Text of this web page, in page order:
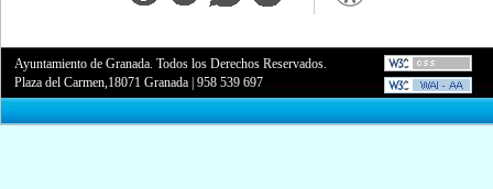
Ayuntamiento de Granada. Todos los Derechos Reservados.
Plaza del Carmen,18071 Granada |958 539 697